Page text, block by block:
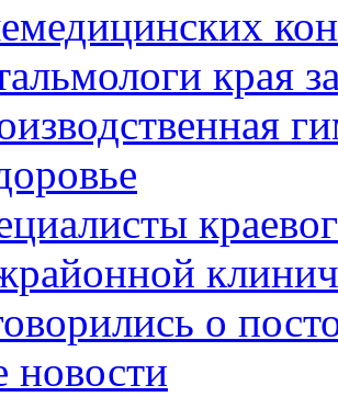
края
о
новости